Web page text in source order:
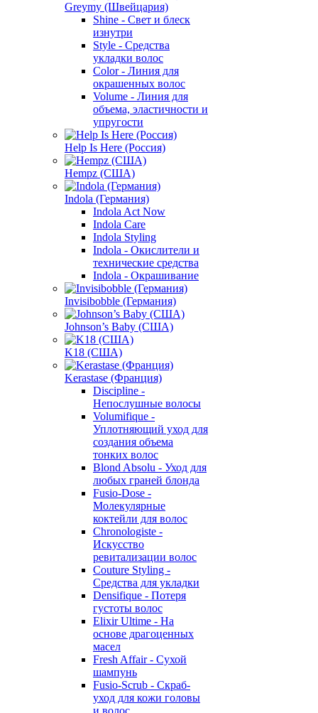
Greymy (Швейцария)
Shine - Свет и блеск
изнутри
Style - Средства
укладки волос
Color - Линия для
окрашенных волос
Volume - Линия для
объема, эластичности и
упругости
Help Is Here (Россия)
Hempz (США)
Indola (Германия)
Indola Act Now
Indola Care
Indola Styling
Indola - Окислители и
технические средства
Indola - Окрашивание
Invisibobble (Германия)
Johnson’s Baby (США)
K18 (США)
Kerastase (Франция)
Discipline -
Непослушные волосы
Volumifique -
Уплотняющий уход для
создания объема
тонких волос
Blond Absolu - Уход для
любых граней блонда
Fusio-Dose -
Молекулярные
коктейли для волос
Chronologiste -
Искусство
ревитализации волос
Couture Styling -
Средства для укладки
Densifique - Потеря
густоты волос
Elixir Ultime - На
основе драгоценных
масел
Fresh Affair - Сухой
шампунь
Fusio-Scrub - Скраб-
уход для кожи головы
и волос